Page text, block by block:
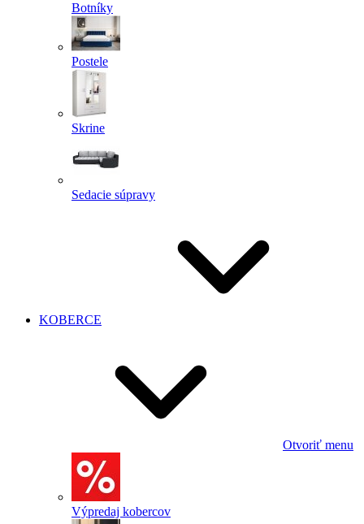
Botníky
Postele
Skrine
Sedacie súpravy
KOBERCE
Otvoriť menu
Výpredaj kobercov